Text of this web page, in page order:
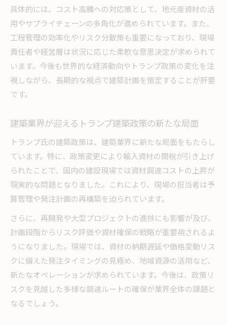
具体的には、コスト高騰への対応策として、地元産資材の活
用やサプライチェーンの多角化が進められています。また、
工程管理の効率化やリスク分散策も重要になっており、現場
責任者や経営層は状況に応じた柔軟な意思決定が求められて
います。今後も世界的な経済動向やトランプ政策の変化を注
視しながら、長期的な視点で建築計画を策定することが肝要
です。
建築業界が迎えるトランプ建築政策の新たな局面
トランプ氏の建築政策は、建築業界に新たな局面をもたらし
ています。特に、政策変更により輸入資材の関税が引き上げ
られたことで、国内の建設現場では資材調達コストの上昇が
現実的な問題となりました。これにより、現場の担当者は予
算管理や発注計画の再構築を迫られています。
さらに、再開発や大型プロジェクトの進捗にも影響が及び、
計画段階からリスク評価や資材確保の戦略が重要視されるよ
うになりました。現場では、資材の納期遅延や価格変動リス
クに備えた発注タイミングの見極め、地域資源の活用など、
新たなオペレーションが求められています。今後は、政策リ
スクを見越した多様な調達ルートの確保が業界全体の課題と
なるでしょう。